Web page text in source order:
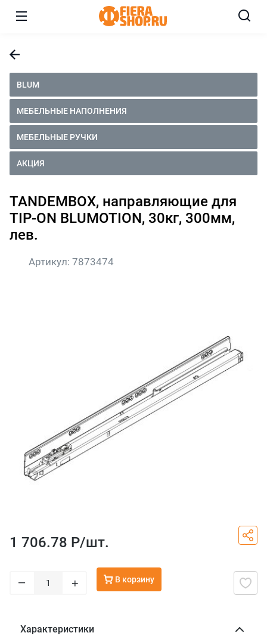
BLUM
МЕБЕЛЬНЫЕ НАПОЛНЕНИЯ
МЕБЕЛЬНЫЕ РУЧКИ
АКЦИЯ
TANDEMBOX, направляющие для
TIP-ON BLUMOTION, 30кг, 300мм,
лев.
Артикул: 7873474
1 706.78 Р/шт.
– + В корзину
Характеристики